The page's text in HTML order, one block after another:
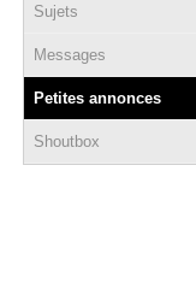
Sujets
Messages
Petites annonces
Shoutbox